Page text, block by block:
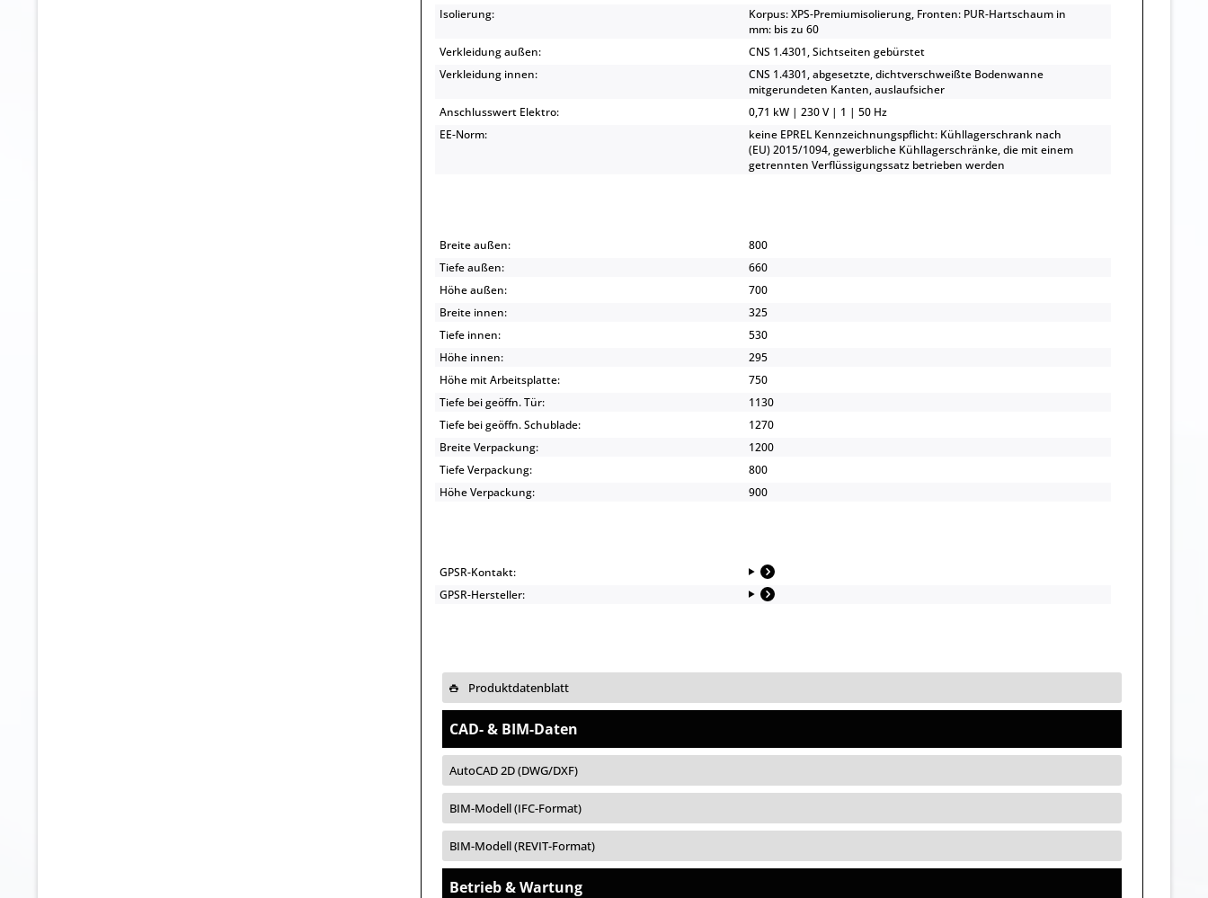
Isolierung:
Korpus: XPS-Premiumisolierung, Fronten: PUR-Hartschaum in
mm: bis zu 60
Verkleidung außen:
CNS 1.4301, Sichtseiten gebürstet
Verkleidung innen:
CNS 1.4301, abgesetzte, dichtverschweißte Bodenwanne
mitgerundeten Kanten, auslaufsicher
Anschlusswert Elektro:
0,71 kW | 230 V | 1 | 50 Hz
EE-Norm:
keine EPREL Kennzeichnungspflicht: Kühllagerschrank nach
(EU) 2015/1094, gewerbliche Kühllagerschränke, die mit einem
getrennten Verflüssigungssatz betrieben werden
Breite außen:
800
Tiefe außen:
660
Höhe außen:
700
Breite innen:
325
Tiefe innen:
530
Höhe innen:
295
Höhe mit Arbeitsplatte:
750
Tiefe bei geöffn. Tür:
1130
Tiefe bei geöffn. Schublade:
1270
Breite Verpackung:
1200
Tiefe Verpackung:
800
Höhe Verpackung:
900
GPSR-Kontakt:
GPSR-Hersteller:
Produktdatenblatt
CAD- & BIM-Daten
AutoCAD 2D (DWG/DXF)
BIM-Modell (IFC-Format)
BIM-Modell (REVIT-Format)
Betrieb & Wartung